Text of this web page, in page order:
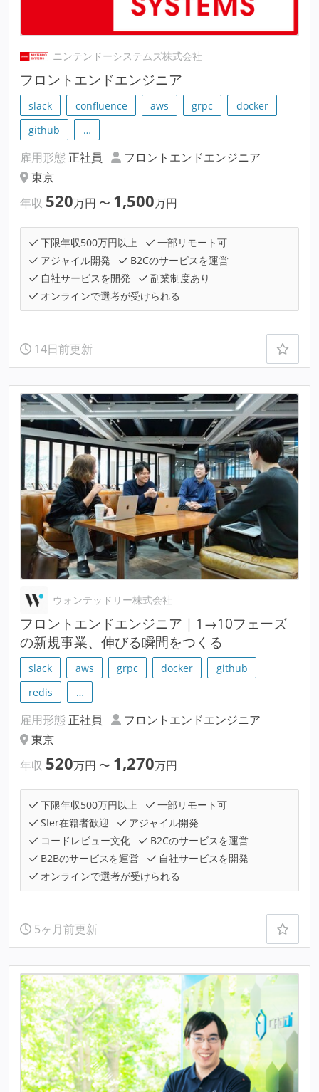
ニンテンドーシステムズ株式会社
フロントエンドエンジニア
slack confluence aws grpc
docker
github
…
雇用形態 正社員
フロントエンドエンジニア
東京
年収 520万円 〜 1,500万円
下限年収500万円以上
一部リモート可
アジャイル開発
B2Cのサービスを運営
自社サービスを開発
副業制度あり
オンラインで選考が受けられる
14日前更新
ウォンテッドリー株式会社
フロントエンドエンジニア｜1→10フェーズ
の新規事業、伸びる瞬間をつくる
slack aws grpc docker
github
redis
…
雇用形態 正社員
フロントエンドエンジニア
東京
年収 520万円 〜 1,270万円
下限年収500万円以上
一部リモート可
SIer在籍者歓迎
アジャイル開発
コードレビュー文化
B2Cのサービスを運営
B2Bのサービスを運営
自社サービスを開発
オンラインで選考が受けられる
5ヶ月前更新